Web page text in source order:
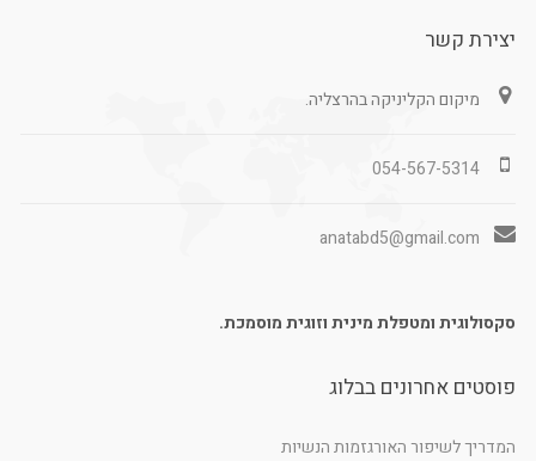
יצירת קשר
מיקום הקליניקה בהרצליה.
054-567-5314
anatabd5@gmail.com
סקסולוגית ומטפלת מינית וזוגית מוסמכת.
פוסטים אחרונים בבלוג
המדריך לשיפור האורגזמות הנשיות